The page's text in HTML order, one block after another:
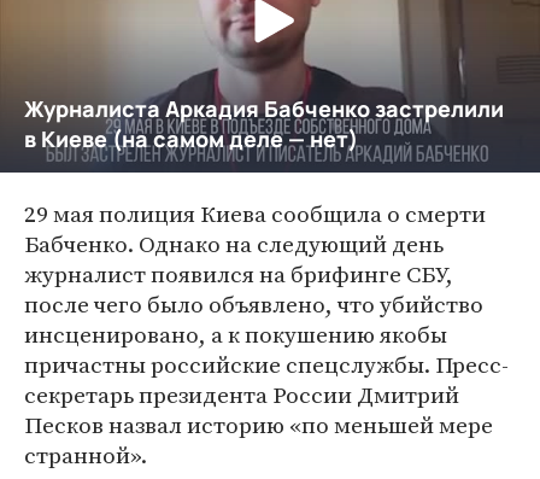
29 мая полиция Киева сообщила о смерти
Бабченко. Однако на следующий день
журналист появился на брифинге СБУ,
после чего было объявлено, что убийство
инсценировано, а к покушению якобы
причастны российские спецслужбы. Пресс-
секретарь президента России Дмитрий
Песков назвал историю «по меньшей мере
странной».